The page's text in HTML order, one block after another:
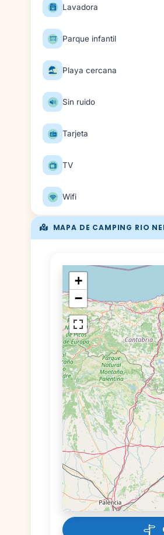
Lavadora
Parque infantil
Playa cercana
Sin ruido
Tarjeta
TV
Wifi
MAPA DE CAMPING RIO
+
−